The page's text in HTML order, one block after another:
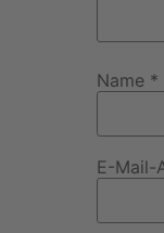
Name *
E-Mail-